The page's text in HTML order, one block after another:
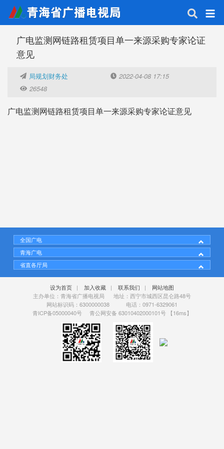
广电监测网链路租赁项目单一来源采购专家论证
意见
局规划财务处
2022-04-08 17:15
26548
广电监测网链路租赁项目单一来源采购专家论证意见
全国广电
青海广电
省直各厅局
设为首页 | 加入收藏 | 联系我们 | 网站地图
主办单位：青海省广播电视局 地址：西宁市城西区昆仑路48号
网站标识码：6300000038 电话：0971-6329061
青ICP备05000040号
青公网安备 63010402000101号【16ms】